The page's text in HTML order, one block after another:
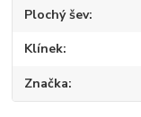
Plochý šev
Klínek
Značka